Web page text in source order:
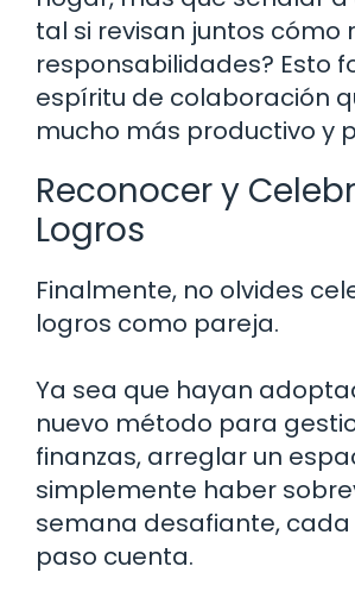
tal si revisan juntos cómo
responsabilidades? Esto
espíritu de colaboración
mucho más productivo y
Reconocer y
Logros
Finalmente, no olvides
logros como pareja.
Ya sea que hayan
nuevo método para
finanzas, arreglar un
simplemente haber
semana desafiante,
paso cuenta.